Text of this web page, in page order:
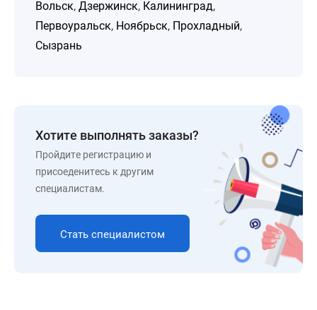
Вольск, Дзержинск, Калининград,
Первоуральск, Ноябрьск, Прохладный,
Сызрань
Хотите выполнять заказы?
Пройдите регистрацию и
присоеденитесь к другим
специалистам.
Стать специалистом